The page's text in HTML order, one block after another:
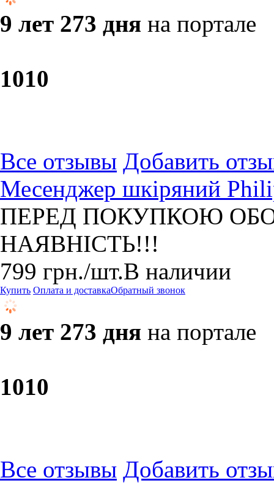
9 лет 273 дня на портале
1010
Все отзывы Добавить
Месенджер шкіряний
ПЕРЕД ПОКУПКОЮ
НАЯВНІСТЬ!!!
799 грн./шт.В наличии
Купить Оплата и доставкаОбратный звонок
9 лет 273 дня на портале
1010
Все отзывы Добавить